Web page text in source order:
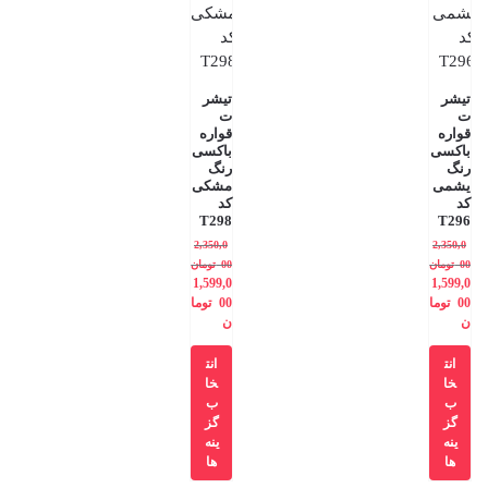
تیشر
ت
قواره
باکسی
رنگ
یشمی
کد
T296
2,350,0
00 تومان
1,599,0
00 توما
ن
انت
خا
ب
گز
ینه
ها
تیشر
ت
قواره
باکسی
رنگ
مشکی
کد
T298
2,350,0
00 تومان
1,599,0
00 توما
ن
انت
خا
ب
گز
ینه
ها